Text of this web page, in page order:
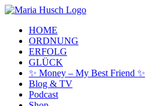
Skip
main
content
Menu
HOME
ORDNUNG
ERFOLG
GLÜCK
✨ Money – My Best Friend ✨
Blog & TV
Podcast